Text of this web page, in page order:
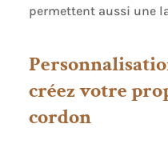
permettent aussi une
créez votre
cordon